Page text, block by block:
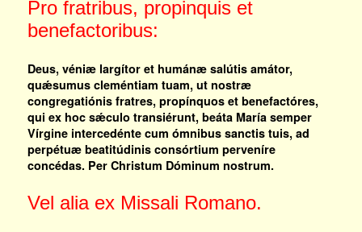
Pro fratribus, propinquis et
benefactoribus:
Deus, véniæ largítor et humánæ salútis amátor,
quǽsumus cleméntiam tuam, ut nostræ
congregatiónis fratres, propínquos et benefactóres,
qui ex hoc sǽculo transiérunt, beáta María semper
Vírgine intercedénte cum ómnibus sanctis tuis, ad
perpétuæ beatitúdinis consórtium perveníre
concédas. Per Christum Dóminum nostrum.
Vel alia ex Missali Romano.